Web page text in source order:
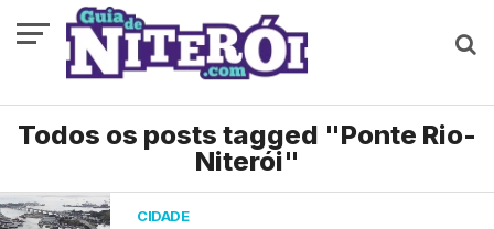
Todos os posts tagged "Ponte Rio-
Niterói"
CIDADE